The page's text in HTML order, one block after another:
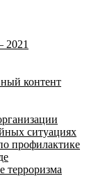
2021
контент
ситуациях
профилактике
терроризма